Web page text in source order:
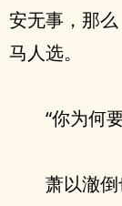
安无事，那
马人选。
“你为何
萧以澈